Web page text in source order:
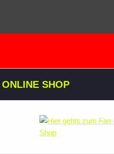
ONLINE SHOP